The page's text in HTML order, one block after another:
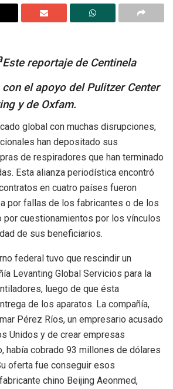
Este reportaje de Centinela
el apoyo del Pulitzer Center
y de Oxfam.
global con muchas disrupciones,
han depositado sus
de respiradores que han terminado
Esta alianza periodística encontró
en cuatro países fueron
por fallas de los fabricantes o de los
cuestionamientos por los vínculos
de sus beneficiarios.
federal tuvo que rescindir un
Levanting Global Servicios para la
luego de que ésta
de los aparatos. La compañía,
Pérez Ríos, un empresario acusado
Unidos y de crear empresas
había cobrado 93 millones de dólares
oferta fue conseguir esos
chino Beijing Aeonmed,